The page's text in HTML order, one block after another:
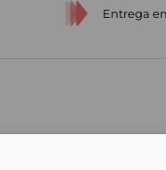
Entrega